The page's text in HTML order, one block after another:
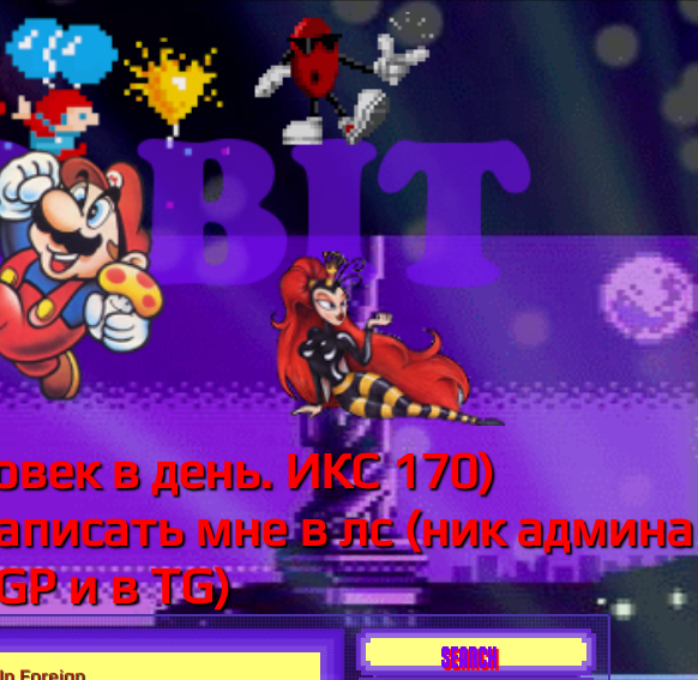
в день. ИКС 170)
мне в лс (ник админа
и в TG)
SEARCH